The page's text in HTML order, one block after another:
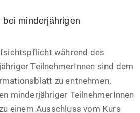
minderjährigen
während des
TeilnehmerInnen sind dem
zu entnehmen.
minderjähriger TeilnehmerInnen
einem Ausschluss vom Kurs